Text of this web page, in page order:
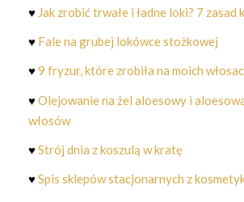
♥ Jak zrobić trwałe i ładne loki? 7 zasad
♥ Fale na grubej lokówce stożkowej
♥9 fryzur, które zrobiła na moich
♥Olejowanie na żel aloesowy i
włosów
♥Strój dnia z koszulą w kratę
♥Spis sklepów stacjonarnych z